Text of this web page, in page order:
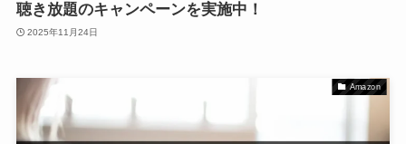
聴き放題のキャンペーンを実施中！
2025年11月24日
Amazon